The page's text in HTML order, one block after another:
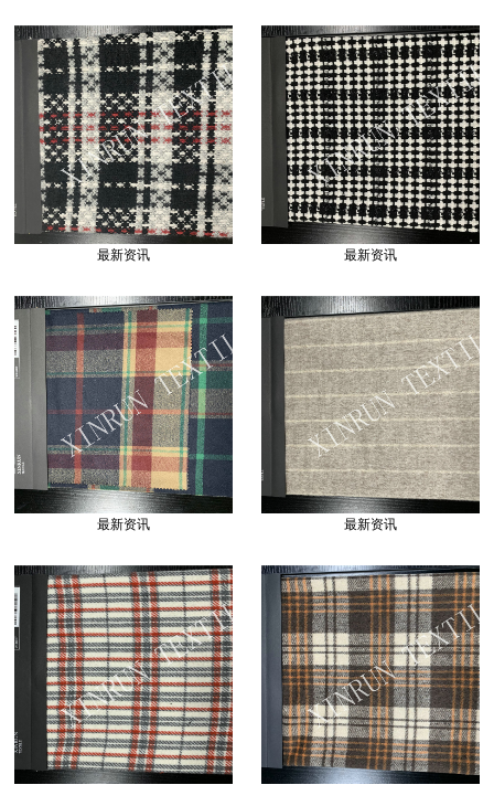
最新资讯 最新资讯
最新资讯 最新资讯